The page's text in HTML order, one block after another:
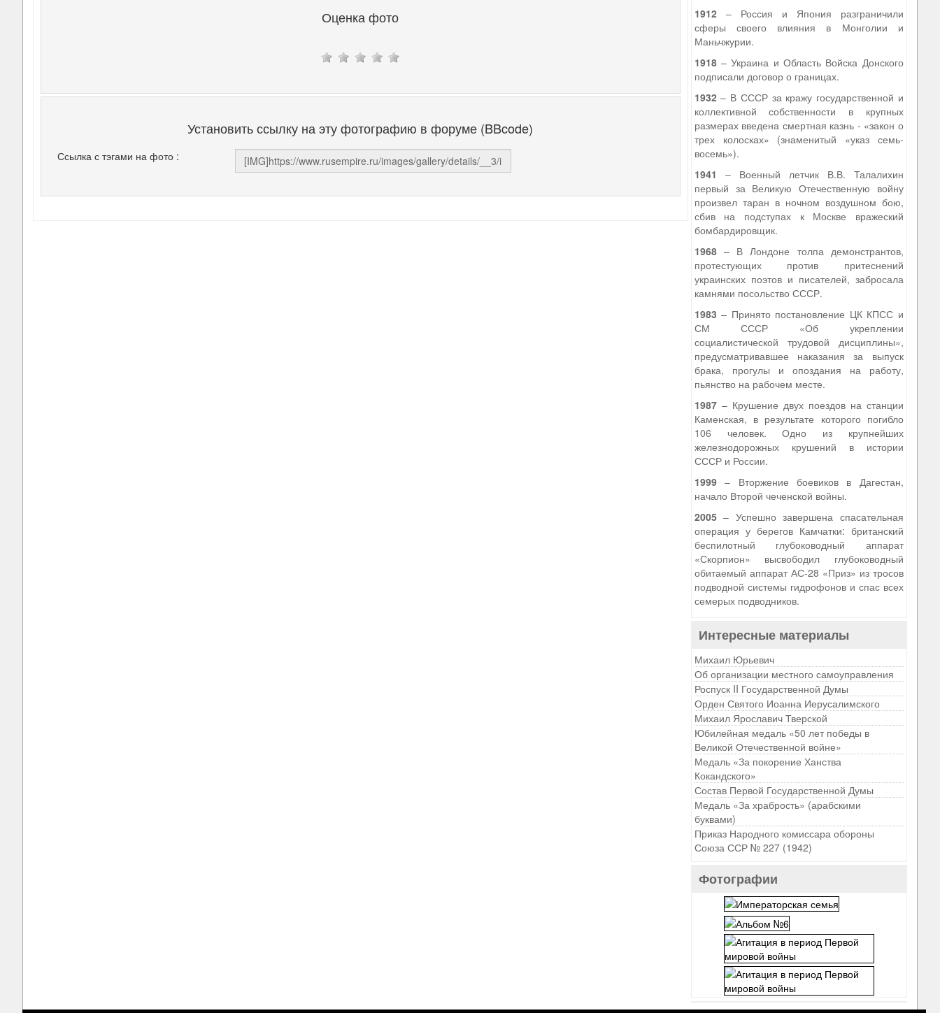
Оценка фото
Установить ссылку на эту фотографию в форуме (BBcode)
Ссылка с тэгами на фото :
1912– Россия и Япония разграничили
сферы своего влияния в Монголии и
Маньчжурии.
1918– Украина и Область Войска Донского
подписали договор о границах.
1932– В СССР за кражу государственной и
коллективной собственности в крупных
размерах введена смертная казнь - «закон о
трех колосках» (знаменитый «указ семь-
восемь»).
1941 – Военный летчик В.В. Талалихин
первый за Великую Отечественную войну
произвел таран в ночном воздушном бою,
сбив на подступах к Москве вражеский
бомбардировщик.
1968– В Лондоне толпа демонстрантов,
протестующих против притеснений
украинских поэтов и писателей, забросала
камнями посольство СССР.
1983 – Принято постановление ЦК КПСС и
СМ СССР «Об укреплении
социалистической трудовой дисциплины»,
предусматривавшее наказания за выпуск
брака, прогулы и опоздания на работу,
пьянство на рабочем месте.
1987– Крушение двух поездов на станции
Каменская, в результате которого погибло
106 человек. Одно из крупнейших
железнодорожных крушений в истории
СССР и России.
1999– Вторжение боевиков в Дагестан,
начало Второй чеченской войны.
2005– Успешно завершена спасательная
операция у берегов Камчатки: британский
беспилотный глубоководный аппарат
«Скорпион» высвободил глубоководный
обитаемый аппарат АС-28 «Приз» из тросов
подводной системы гидрофонов и спас всех
семерых подводников.
Интересные материалы
Михаил Юрьевич
Об организации местного самоуправления
Роспуск II Государственной Думы
Орден Святого Иоанна Иерусалимского
Михаил Ярославич Тверской
Юбилейная медаль «50 лет победы в
Великой Отечественной войне»
Медаль «За покорение Ханства
Кокандского»
Состав Первой Государственной Думы
Медаль «За храбрость» (арабскими
буквами)
Приказ Народного комиссара обороны
Союза ССР № 227 (1942)
Фотографии